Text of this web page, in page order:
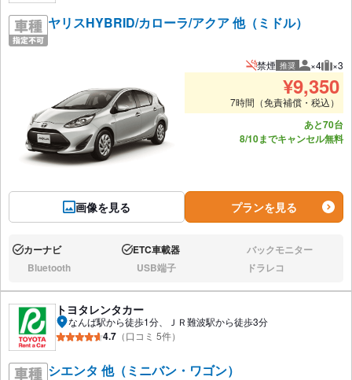
ヤリスHYBRID/カローラ/アクア 他（ミドル）
画像を見る
禁煙 推奨 推奨人数
×4 推
×3
¥9,350
7時間（免責補償・税込）
あと70台
8/10までキャンセル無料
プランを見る
あり:カーナビ あり:ETC車載器 なし:バックモニター
なし:Bluetooth なし:USB端子 なし:ドラレコ
トヨタレンタカー
なんば駅から徒歩1分、ＪＲ難波駅から徒歩3分
4.7 （口コミ 5件）
シエンタ 他（ミニバン・ワゴン）